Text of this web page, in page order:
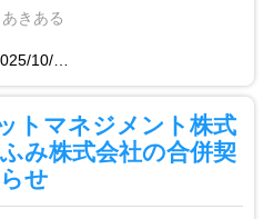
あきある
10/…
トマネジメント株式
み株式会社の合併契
せ